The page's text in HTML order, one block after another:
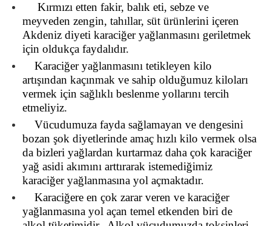
Kırmızı etten fakir, balık eti, sebze ve
meyveden zengin, tahıllar, süt ürünlerini içeren
Akdeniz diyeti karaciğer yağlanmasını geriletmek
için oldukça faydalıdır.
Karaciğer yağlanmasını tetikleyen kilo
artışından kaçınmak ve sahip olduğumuz kiloları
vermek için sağlıklı beslenme yollarını tercih
etmeliyiz.
Vücudumuza fayda sağlamayan ve dengesini
bozan şok diyetlerinde amaç hızlı kilo vermek olsa
da bizleri yağlardan kurtarmaz daha çok karaciğer
yağ asidi akımını arttırarak istemediğimiz
karaciğer yağlanmasına yol açmaktadır.
Karaciğere en çok zarar veren ve karaciğer
yağlanmasına yol açan temel etkenden biri de